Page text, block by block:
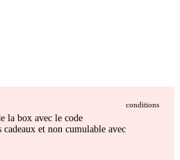
conditions
la box avec le code
et non cumulable avec